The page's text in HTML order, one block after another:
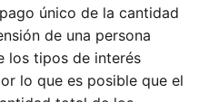
único de la cantidad
de una persona
los tipos de interés
lo que es posible que el